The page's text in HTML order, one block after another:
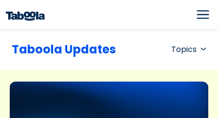
Taboola Updates Topics